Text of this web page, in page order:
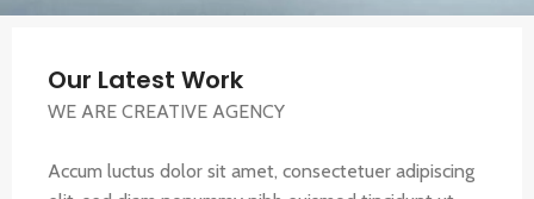
Our Latest Work
WE ARE CREATIVE AGENCY
Accum luctus dolor sit amet, consectetuer adipiscing